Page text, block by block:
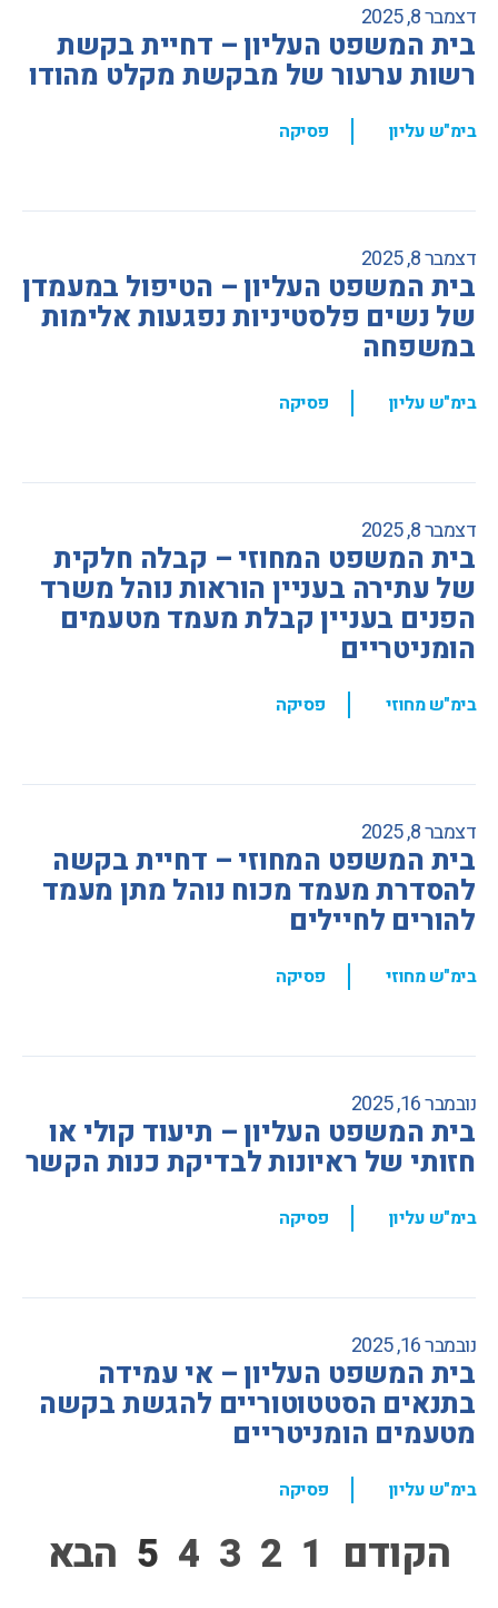
דצמבר 8, 2025
בית המשפט העליון – דחיית בקשת
רשות ערעור של מבקשת מקלט מהודו
בימ"ש עליון , פסיקה
דצמבר 8, 2025
בית המשפט העליון – הטיפול במעמדן
של נשים פלסטיניות נפגעות אלימות
במשפחה
בימ"ש עליון , פסיקה
דצמבר 8, 2025
בית המשפט המחוזי – קבלה חלקית
של עתירה בעניין הוראות נוהל משרד
הפנים בעניין קבלת מעמד מטעמים
הומניטריים
בימ"ש מחוזי , פסיקה
דצמבר 8, 2025
בית המשפט המחוזי – דחיית בקשה
להסדרת מעמד מכוח נוהל מתן מעמד
להורים לחיילים
בימ"ש מחוזי , פסיקה
נובמבר 16, 2025
בית המשפט העליון – תיעוד קולי או
חזותי של ראיונות לבדיקת כנות הקשר
בימ"ש עליון , פסיקה
נובמבר 16, 2025
בית המשפט העליון – אי עמידה
בתנאים הסטטוטוריים להגשת בקשה
מטעמים הומניטריים
בימ"ש עליון , פסיקה
הקודם 1
2
3
4
5 הבא